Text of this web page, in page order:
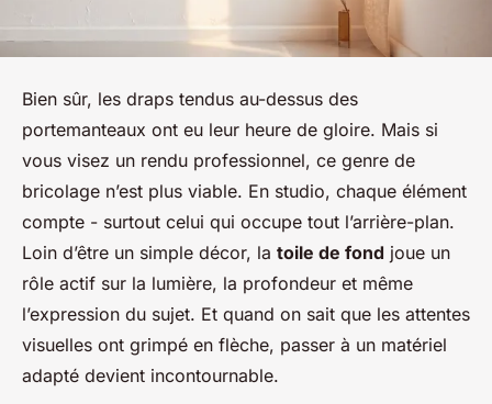
Bien sûr, les draps tendus au-dessus des
portemanteaux ont eu leur heure de gloire. Mais si
vous visez un rendu professionnel, ce genre de
bricolage n’est plus viable. En studio, chaque élément
compte - surtout celui qui occupe tout l’arrière-plan.
Loin d’être un simple décor, la toile de fond joue un
rôle actif sur la lumière, la profondeur et même
l’expression du sujet. Et quand on sait que les attentes
visuelles ont grimpé en flèche, passer à un matériel
adapté devient incontournable.